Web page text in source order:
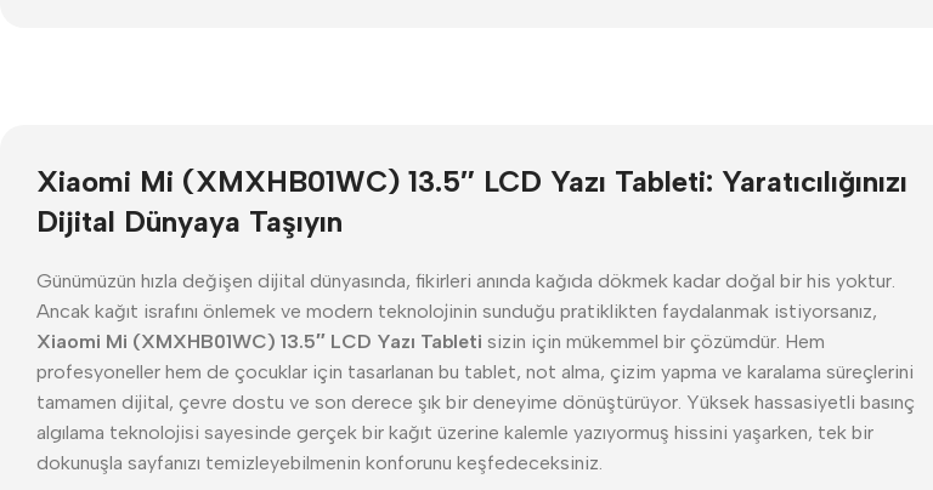
Xiaomi Mi (XMXHB01WC) 13.5″ LCD Yazı Tableti: Yaratıcılığınızı
Dijital Dünyaya Taşıyın
Günümüzün hızla değişen dijital dünyasında, fikirleri anında kağıda dökmek kadar doğal bir his yoktur.
Ancak kağıt israfını önlemek ve modern teknolojinin sunduğu pratiklikten faydalanmak istiyorsanız,
Xiaomi Mi (XMXHB01WC) 13.5″ LCD Yazı Tableti sizin için mükemmel bir çözümdür. Hem
profesyoneller hem de çocuklar için tasarlanan bu tablet, not alma, çizim yapma ve karalama süreçlerini
tamamen dijital, çevre dostu ve son derece şık bir deneyime dönüştürüyor. Yüksek hassasiyetli basınç
algılama teknolojisi sayesinde gerçek bir kağıt üzerine kalemle yazıyormuş hissini yaşarken, tek bir
dokunuşla sayfanızı temizleyebilmenin konforunu keşfedeceksiniz.